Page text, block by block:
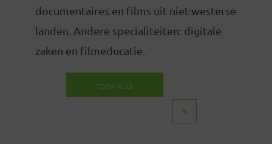
documentaires en films uit niet-westerse
landen. Andere specialiteiten: digitale
zaken en filmeducatie.
TOON ALLE